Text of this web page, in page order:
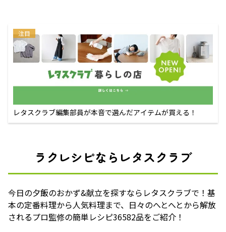
注目
レタスクラブ編集部員が本音で選んだアイテムが買える！
ラクレシピならレタスクラブ
今日の夕飯のおかず&献立を探すならレタスクラブで！基
本の定番料理から人気料理まで、日々のへとへとから解放
されるプロ監修の簡単レシピ36582品をご紹介！